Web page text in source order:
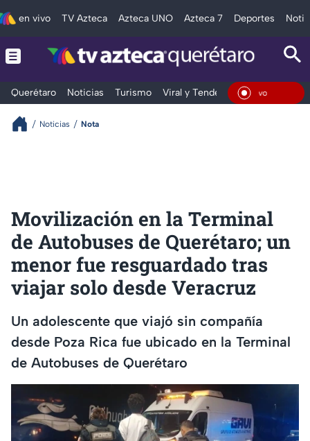
en vivo TV Azteca Azteca UNO Azteca 7 Deportes
Querétaro Noticias Turismo Viral y Tendencia Clima En
Noticias Nota
Movilización en la Terminal
de Autobuses de Querétaro; un
menor fue resguardado tras
viajar solo desde Veracruz
Un adolescente que viajó sin compañía
desde Poza Rica fue ubicado en la Terminal
de Autobuses de Querétaro